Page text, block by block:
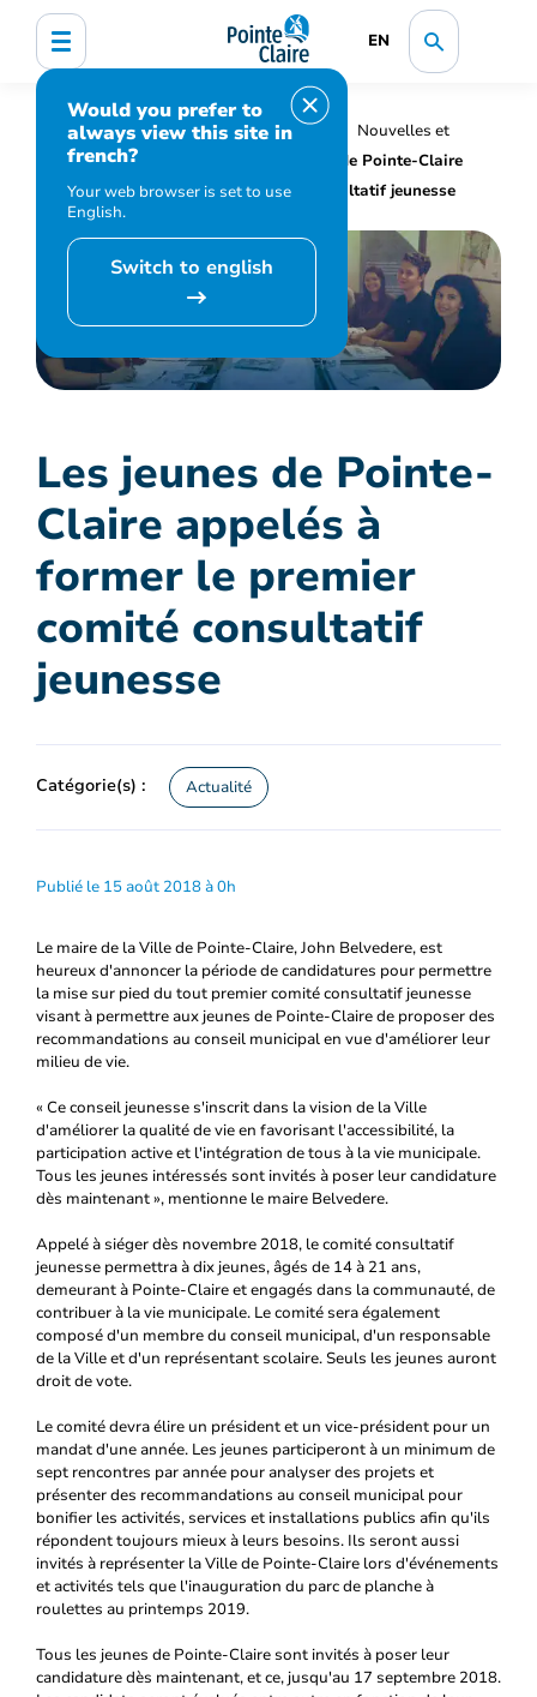
EN
Would you prefer to
always view this site in
french?
Your web browser is set to use
English.
Switch to english
Accueil Organisation municipale
Nouvelles et
médias
Actualités
Les jeunes de Pointe-Claire
appelés à former le premier comité consultatif jeunesse
Les jeunes de Pointe-
Claire appelés à
former le premier
comité consultatif
jeunesse
Catégorie(s) : Actualité
Publié le 15 août 2018 à 0h
Le maire de la Ville de Pointe-Claire, John Belvedere, est
heureux d'annoncer la période de candidatures pour permettre
la mise sur pied du tout premier comité consultatif jeunesse
visant à permettre aux jeunes de Pointe-Claire de proposer des
recommandations au conseil municipal en vue d'améliorer leur
milieu de vie.
« Ce conseil jeunesse s'inscrit dans la vision de la Ville
d'améliorer la qualité de vie en favorisant l'accessibilité, la
participation active et l'intégration de tous à la vie municipale.
Tous les jeunes intéressés sont invités à poser leur candidature
dès maintenant », mentionne le maire Belvedere.
Appelé à siéger dès novembre 2018, le comité consultatif
jeunesse permettra à dix jeunes, âgés de 14 à 21 ans,
demeurant à Pointe-Claire et engagés dans la communauté, de
contribuer à la vie municipale. Le comité sera également
composé d'un membre du conseil municipal, d'un responsable
de la Ville et d'un représentant scolaire. Seuls les jeunes auront
droit de vote.
Le comité devra élire un président et un vice-président pour un
mandat d'une année. Les jeunes participeront à un minimum de
sept rencontres par année pour analyser des projets et
présenter des recommandations au conseil municipal pour
bonifier les activités, services et installations publics afin qu'ils
répondent toujours mieux à leurs besoins. Ils seront aussi
invités à représenter la Ville de Pointe-Claire lors d'événements
et activités tels que l'inauguration du parc de planche à
roulettes au printemps 2019.
Tous les jeunes de Pointe-Claire sont invités à poser leur
candidature dès maintenant, et ce, jusqu'au 17 septembre 2018.